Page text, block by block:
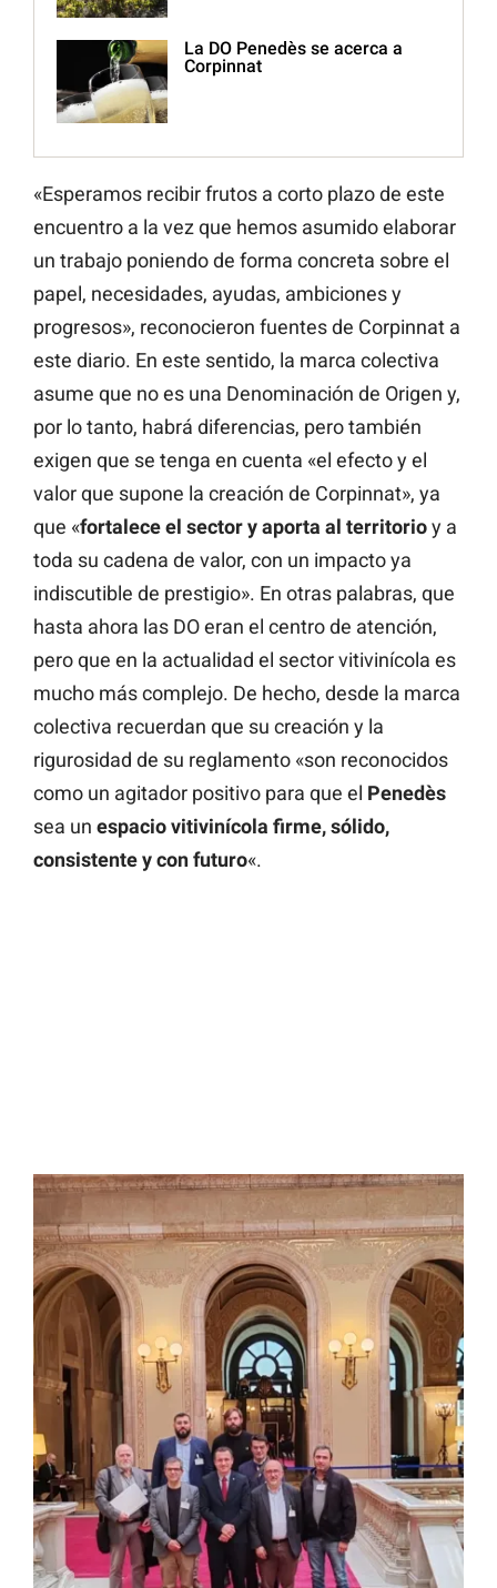
La DO Penedès se acerca a
Corpinnat
«Esperamos recibir frutos a corto plazo de este
encuentro a la vez que hemos asumido elaborar
un trabajo poniendo de forma concreta sobre el
papel, necesidades, ayudas, ambiciones y
progresos», reconocieron fuentes de Corpinnat a
este diario. En este sentido, la marca colectiva
asume que no es una Denominación de Origen y,
por lo tanto, habrá diferencias, pero también
exigen que se tenga en cuenta «el efecto y el
valor que supone la creación de Corpinnat», ya
que «fortalece el sector y aporta al territorioy a
toda su cadena de valor, con un impacto ya
indiscutible de prestigio». En otras palabras, que
hasta ahora las DO eran el centro de atención,
pero que en la actualidad el sector vitivinícola es
mucho más complejo. De hecho, desde la marca
colectiva recuerdan que su creación y la
rigurosidad de su reglamento «son reconocidos
como un agitador positivo para que el Penedès
sea un espacio vitivinícola firme, sólido,
consistente y con futuro«.